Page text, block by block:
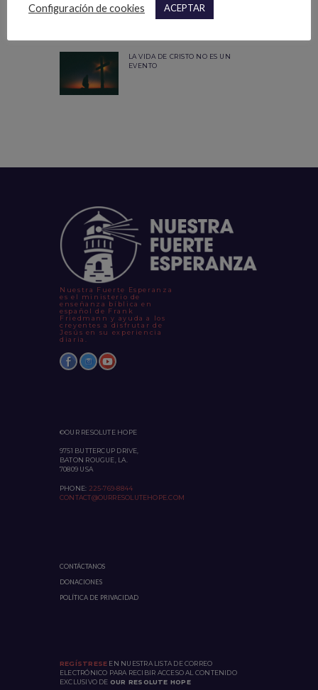
CONOCIMIENTO
LA VIDA DE CRISTO NO ES UN
EVENTO
Nuestra Fuerte Esperanza
es el ministerio de
enseñanza bíblica en
español de Frank
Friedmann y ayuda a los
creyentes a disfrutar de
Jesús en su experiencia
diaria.
©OUR RESOLUTE HOPE
9751 BUTTERCUP DRIVE,
BATON ROUGUE, LA.
70809 USA
PHONE: 225-769-8844
CONTACT@OURRESOLUTEHOPE.COM
CONTÁCTANOS
DONACIONES
POLÍTICA DE PRIVACIDAD
REGÍSTRESE EN NUESTRA LISTA DE CORREO
ELECTRÓNICO PARA RECIBIR ACCESO AL CONTENIDO
EXCLUSIVO DE OUR RESOLUTE HOPE
Configuración de cookies ACEPTAR